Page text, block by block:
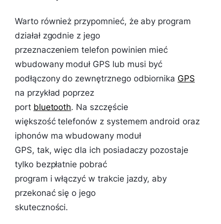
Warto również przypomnieć, że aby program
działał zgodnie z jego
przeznaczeniem telefon powinien mieć
wbudowany moduł GPS lub musi być
podłączony do zewnętrznego odbiornika GPS
na przykład poprzez
port bluetooth. Na szczęście
większość telefonów z systemem android oraz
iphonów ma wbudowany moduł
GPS, tak, więc dla ich posiadaczy pozostaje
tylko bezpłatnie pobrać
program i włączyć w trakcie jazdy, aby
przekonać się o jego
skuteczności.